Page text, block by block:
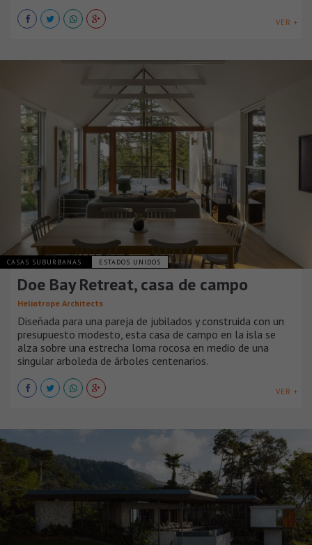
VER +
CASAS SUBURBANAS ESTADOS UNIDOS
Doe Bay Retreat, casa de campo
Heliotrope Architects
Diseñada para una pareja de jubilados y construida con un
presupuesto modesto, esta casa de campo en la isla se
alza sobre una estrecha loma rocosa en medio de una
singular arboleda de árboles centenarios.
VER +